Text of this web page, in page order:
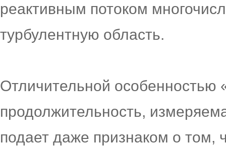
реактивным потоком
турбулентную область.
Отличительной особенностью
продолжительность,
подает даже признаком о том,